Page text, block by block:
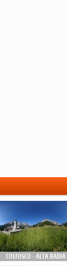
COLFOSCO - ALTA BADIA